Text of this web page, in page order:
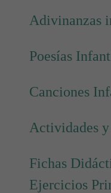
Adivinanzas
Poesías
Canciones
Actividades
Fichas
Ejercicios